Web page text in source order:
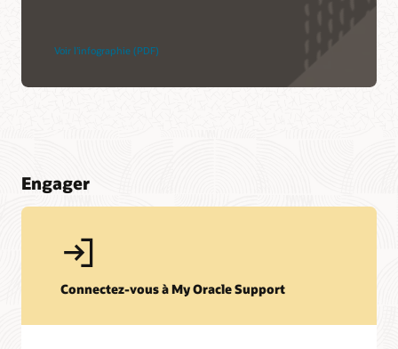
Voir l’infographie (PDF)
Engager
Connectez-vous à My Oracle Support